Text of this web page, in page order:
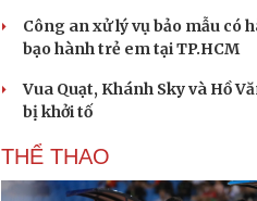
Công an xử lý vụ bảo mẫu có
bạo hành trẻ em tại TP.HCM
Vua Quạt, Khánh Sky và Hồ
bị khởi tố
THỂ THAO